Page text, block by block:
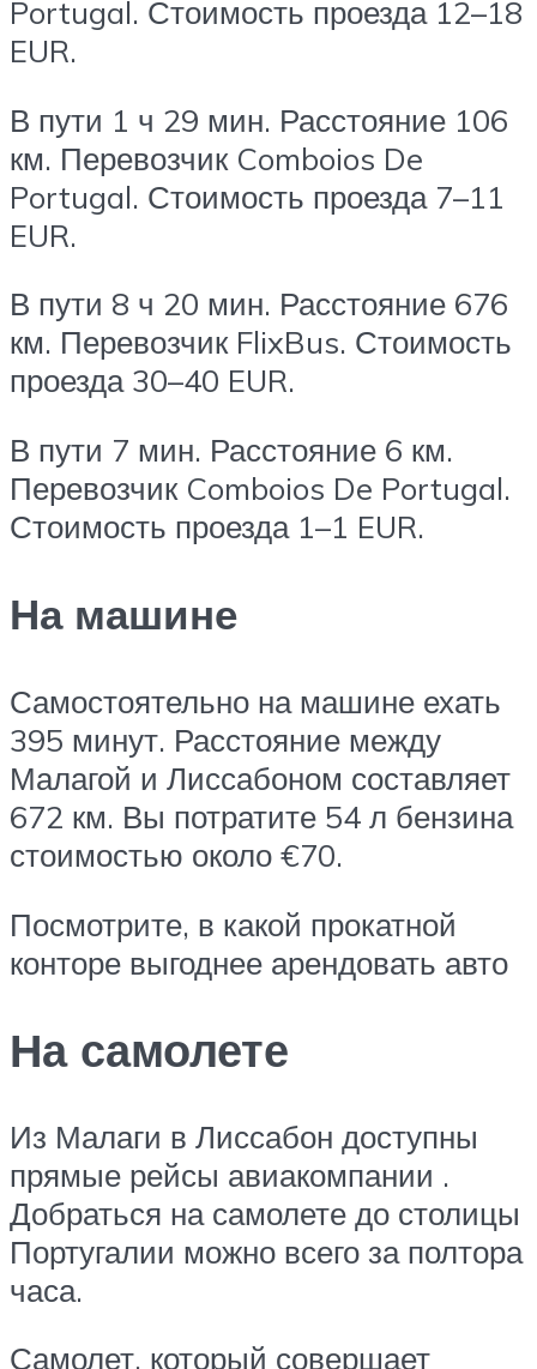
Portugal. Стоимость проезда 12–18
EUR.
В пути 1 ч 29 мин. Расстояние 106
км. Перевозчик Comboios De
Portugal. Стоимость проезда 7–11
EUR.
В пути 8 ч 20 мин. Расстояние 676
км. Перевозчик FlixBus. Стоимость
проезда 30–40 EUR.
В пути 7 мин. Расстояние 6 км.
Перевозчик Comboios De Portugal.
Стоимость проезда 1–1 EUR.
На машине
Самостоятельно на машине ехать
395 минут. Расстояние между
Малагой и Лиссабоном составляет
672 км. Вы потратите 54 л бензина
стоимостью около €70.
Посмотрите, в какой прокатной
конторе выгоднее арендовать авто
На самолете
Из Малаги в Лиссабон доступны
прямые рейсы авиакомпании .
Добраться на самолете до столицы
Португалии можно всего за полтора
часа.
Самолет, который совершает